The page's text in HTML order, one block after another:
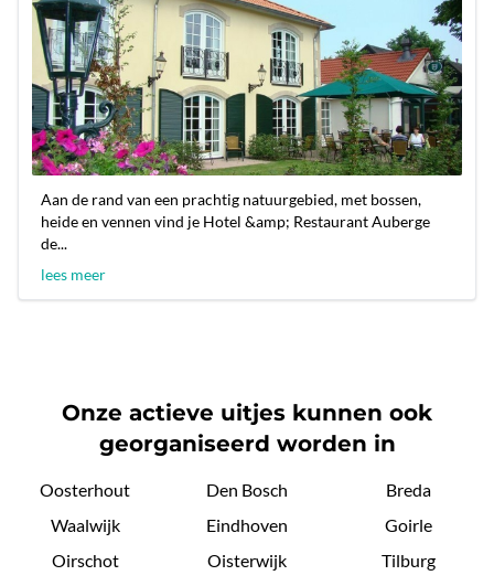
Aan de rand van een prachtig natuurgebied, met bossen,
heide en vennen vind je Hotel &amp; Restaurant Auberge
de...
lees meer
Onze actieve uitjes kunnen ook
georganiseerd worden in
Oosterhout Den Bosch
Breda
Waalwijk
Eindhoven
Goirle
Oirschot
Oisterwijk Tilburg